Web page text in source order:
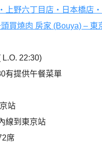
上野六丁目店・日本橋店
買燒肉 房家 (Bouya) – 東
L.O. 22:30)
有提供午餐菜單
站
線到東京站
席